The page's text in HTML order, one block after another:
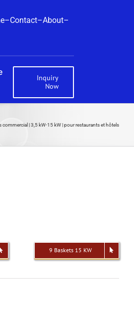
Contact–About–
Inquiry
Now
| 3,5 kW-15 kW | pour restaurants et hôtels
9 Baskets 15 KW